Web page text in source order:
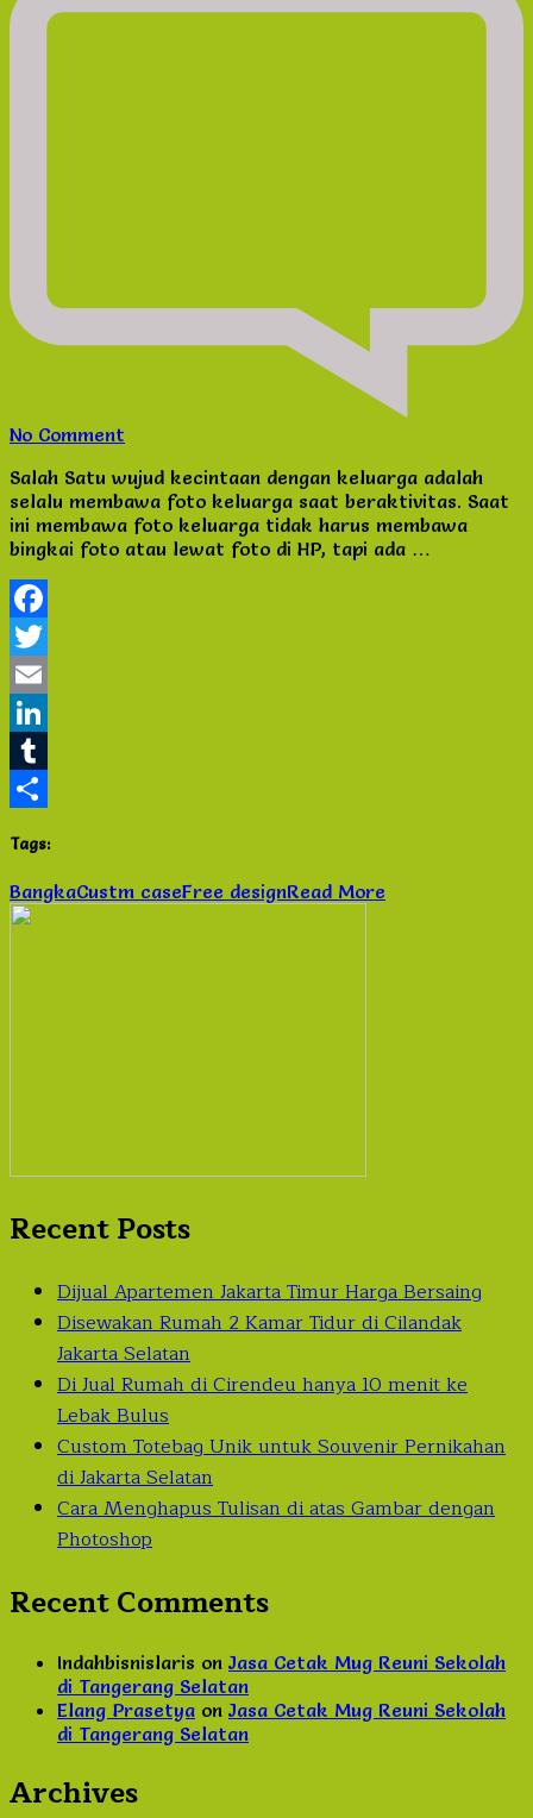
No Comment
Foto
Keluarga
dan
Pribadi
Salah Satu wujud kecintaan dengan keluarga adalah
selalu membawa foto keluarga saat beraktivitas. Saat
ini membawa foto keluarga tidak harus membawa
bingkai foto atau lewat foto di HP, tapi ada …
Facebook
Twitter
Email
LinkedIn
Tumblr
Tags:
BangkaCustm caseFree designRead More
Recent Posts
Dijual Apartemen Jakarta Timur Harga Bersaing
Disewakan Rumah 2 Kamar Tidur di Cilandak
Jakarta Selatan
Di Jual Rumah di Cirendeu hanya 10 menit ke
Lebak Bulus
Custom Totebag Unik untuk Souvenir Pernikahan
di Jakarta Selatan
Cara Menghapus Tulisan di atas Gambar dengan
Photoshop
Recent Comments
Indahbisnislaris on Jasa Cetak Mug Reuni Sekolah
di Tangerang Selatan
Elang Prasetya on Jasa Cetak Mug Reuni Sekolah
di Tangerang Selatan
Archives